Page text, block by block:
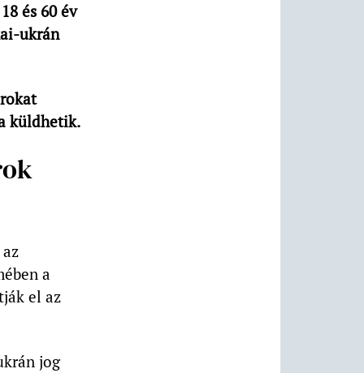
és 60 év
ukrán
küldhetik.
a
el az
jog